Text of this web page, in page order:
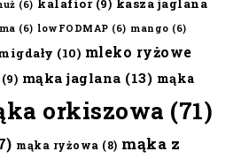
(6) kalafior(9) kasza jaglana
(6) lowFODMAP (6) mango (6)
(10) mleko ryżowe
(9) mąka jaglana (13) mąka
orkiszowa (71)
mąka ryżowa (8) mąka z